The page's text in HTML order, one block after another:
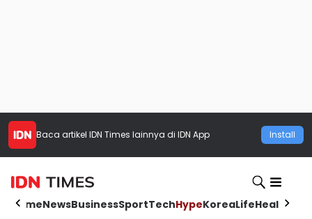
Baca artikel IDN Times lainnya di IDN App Install
HomeNewsBusinessSportTechHypeKoreaLifeHealth